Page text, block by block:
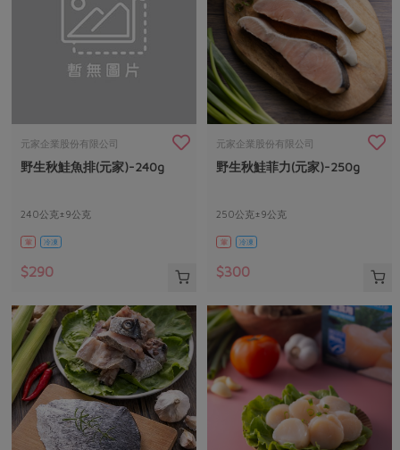
乳製品
米麵雜糧
水畜加工品
調理食材・點心
調味醬料/南北貨 烘焙
保健食品
居家好物
美妝保養 個人清潔
家庭清潔
料理方式
醬料
湯品．鍋物
涼拌沙拉
飲品
主題食譜
2026年端午節預購圓滿結束
更多預購活動
合作25-經典快閃最後一週
合作25-精選產品第三彈
更多當季產品
議題活動
主婦聯盟X樂齡網特約優惠案
30%rPET紅烏龍茶
2024農業發展計畫年度報告
更多議題活動
一籃菜真心話
社內大小事 合作聯合國
產品故事 生活提案
親子食育
廚房瑜伽
減硝酸鹽
減添加物 減塑減廢
公益金 食農教育
更多議題
生活者e週報
認識合作社
員工與求才
自主把關
檢驗報告
硝酸鹽檢驗
社員權益
合作社法規
社務專區
選舉專區
重要公告
元家企業股份有限公司
野生秋鮭魚排(元家)-240g
240公克±9公克
葷 冷凍
$290
元家企業股份有限公司
野生秋鮭菲力(元家)-250g
250公克±9公克
葷 冷凍
$300